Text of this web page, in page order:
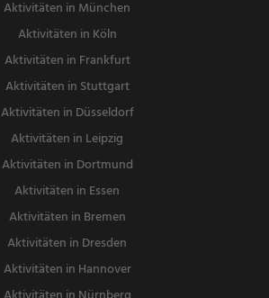
Aktivitäten in München
Aktivitäten in Köln
Aktivitäten in Frankfurt
Aktivitäten in Stuttgart
Aktivitäten in Düsseldorf
Aktivitäten in Leipzig
Aktivitäten in Dortmund
Aktivitäten in Essen
Aktivitäten in Bremen
Aktivitäten in Dresden
Aktivitäten in Hannover